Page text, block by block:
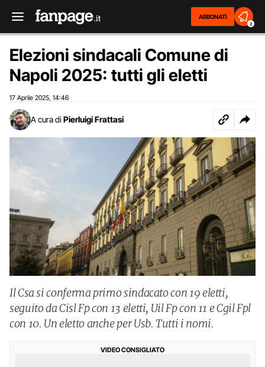
ABBONATI
2
Elezioni sindacali Comune di
Napoli 2025: tutti gli eletti
17 Aprile 2025 14:46
A cura di Pierluigi Frattasi
Il Csa si conferma primo sindacato con 19 eletti,
seguito da Cisl Fp con 13 eletti, Uil Fp con 11 e Cgil Fpl
con 10. Un eletto anche per Usb. Tutti i nomi.
VIDEO CONSIGLIATO